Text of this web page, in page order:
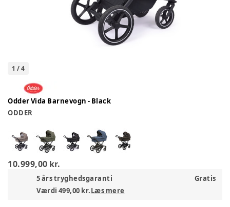
1 /4
Odder Vida Barnevogn - Black
ODDER
10.999,00 kr.
5 års tryghedsgaranti
Værdi 499,00 kr.Læs mere
Gratis